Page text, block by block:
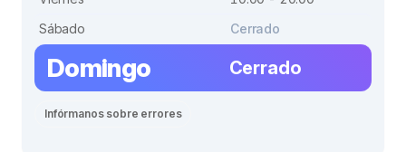
Sábado
Cerrado
Domingo Cerrado
Infórmanos sobre errores